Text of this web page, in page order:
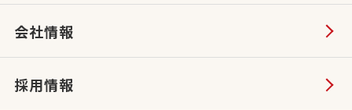
会社情報
採用情報